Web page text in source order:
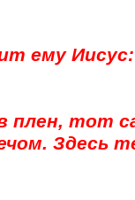
ему
плен, тот
Здесь